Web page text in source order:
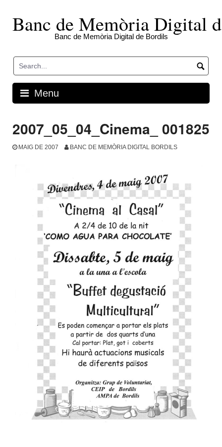
contentBanc de Memòria Digital
Banc de Memòria Digital de Bordils
Menu
2007_05_04_Cinema_ 001825
MAIG DE 2007 BANC DE MEMÒRIA DIGITAL BORDILS